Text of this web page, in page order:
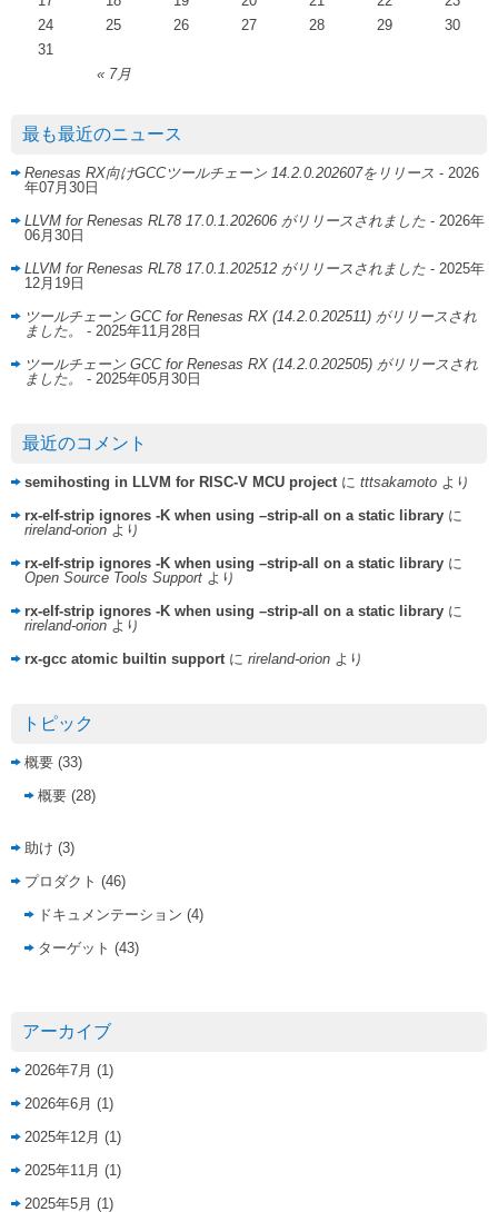
« 7月
24
25 26 27 28 29
30
31
最も最近のニュース
Renesas RX向けGCCツールチェーン 14.2.0.202607をリリース - 2026
年07月30日
LLVM for Renesas RL78 17.0.1.202606 がリリースされました - 2026年
06月30日
LLVM for Renesas RL78 17.0.1.202512 がリリースされました - 2025年
12月19日
ツールチェーン GCC for Renesas RX (14.2.0.202511) がリリースされ
ました。
- 2025年11月28日
ツールチェーン GCC for Renesas RX (14.2.0.202505) がリリースされ
ました。
- 2025年05月30日
最近のコメント
semihosting in LLVM for RISC-V MCU projectに tttsakamoto より
rx-elf-strip ignores -K when using –strip-all on a static library に
rireland-orion より
rx-elf-strip ignores -K when using –strip-all on a static library に
Open Source Tools Support より
rx-elf-strip ignores -K when using –strip-all on a static library に
rireland-orion より
rx-gcc atomic builtin supportに rireland-orion より
トピック
概要 (33)
概要 (28)
助け (3)
プロダクト (46)
ドキュメンテーション (4)
ターゲット (43)
アーカイブ
2026年7月 (1)
2026年6月 (1)
2025年12月 (1)
2025年11月 (1)
2025年5月 (1)